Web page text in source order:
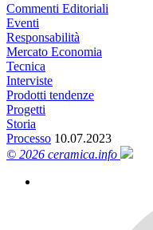
Commenti Editoriali
Eventi
Responsabilità
Mercato Economia
Tecnica
Interviste
Prodotti tendenze
Progetti
Storia
Processo 10.07.2023
© 2026 ceramica.info